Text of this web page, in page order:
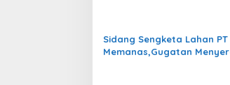
Sidang Sengketa Lahan PT
Memanas,Gugatan